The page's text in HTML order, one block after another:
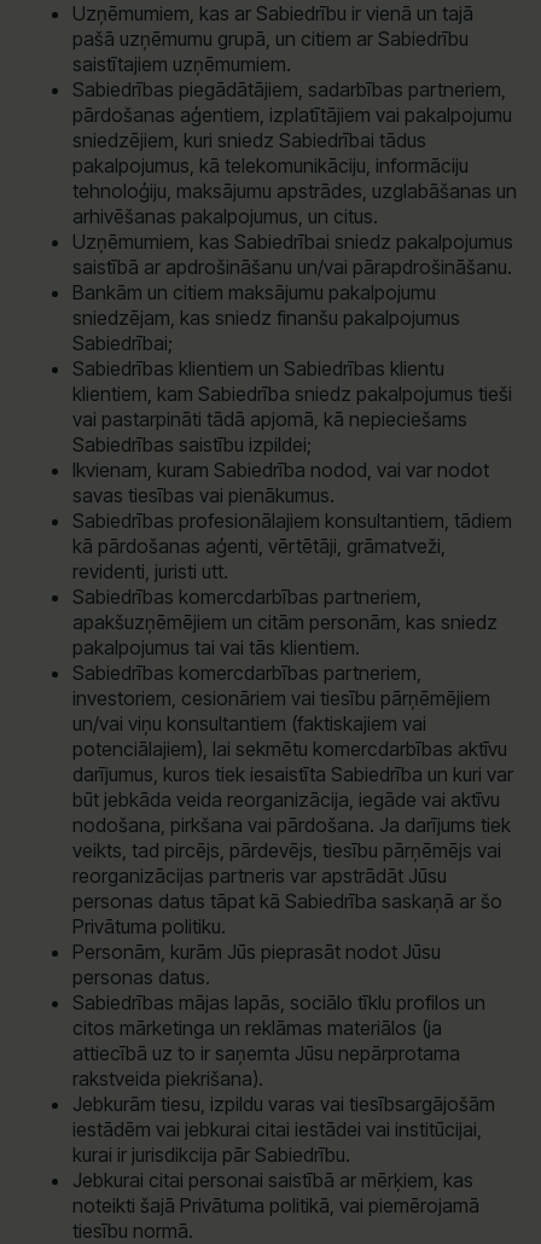
Uzņēmumiem, kas ar Sabiedrību ir vienā un tajā
pašā uzņēmumu grupā, un citiem ar Sabiedrību
saistītajiem uzņēmumiem.
Sabiedrības piegādātājiem, sadarbības partneriem,
pārdošanas aģentiem, izplatītājiem vai pakalpojumu
sniedzējiem, kuri sniedz Sabiedrībai tādus
pakalpojumus, kā telekomunikāciju, informāciju
tehnoloģiju, maksājumu apstrādes, uzglabāšanas un
arhivēšanas pakalpojumus, un citus.
Uzņēmumiem, kas Sabiedrībai sniedz pakalpojumus
saistībā ar apdrošināšanu un/vai pārapdrošināšanu.
Bankām un citiem maksājumu pakalpojumu
sniedzējam, kas sniedz finanšu pakalpojumus
Sabiedrībai;
Sabiedrības klientiem un Sabiedrības klientu
klientiem, kam Sabiedrība sniedz pakalpojumus tieši
vai pastarpināti tādā apjomā, kā nepieciešams
Sabiedrības saistību izpildei;
Ikvienam, kuram Sabiedrība nodod, vai var nodot
savas tiesības vai pienākumus.
Sabiedrības profesionālajiem konsultantiem, tādiem
kā pārdošanas aģenti, vērtētāji, grāmatveži,
revidenti, juristi utt.
Sabiedrības komercdarbības partneriem,
apakšuzņēmējiem un citām personām, kas sniedz
pakalpojumus tai vai tās klientiem.
Sabiedrības komercdarbības partneriem,
investoriem, cesionāriem vai tiesību pārņēmējiem
un/vai viņu konsultantiem (faktiskajiem vai
potenciālajiem), lai sekmētu komercdarbības aktīvu
darījumus, kuros tiek iesaistīta Sabiedrība un kuri var
būt jebkāda veida reorganizācija, iegāde vai aktīvu
nodošana, pirkšana vai pārdošana. Ja darījums tiek
veikts, tad pircējs, pārdevējs, tiesību pārņēmējs vai
reorganizācijas partneris var apstrādāt Jūsu
personas datus tāpat kā Sabiedrība saskaņā ar šo
Privātuma politiku.
Personām, kurām Jūs pieprasāt nodot Jūsu
personas datus.
Sabiedrības mājas lapās, sociālo tīklu profilos un
citos mārketinga un reklāmas materiālos (ja
attiecībā uz to ir saņemta Jūsu nepārprotama
rakstveida piekrišana).
Jebkurām tiesu, izpildu varas vai tiesībsargājošām
iestādēm vai jebkurai citai iestādei vai institūcijai,
kurai ir jurisdikcija pār Sabiedrību.
Jebkurai citai personai saistībā ar mērķiem, kas
noteikti šajā Privātuma politikā, vai piemērojamā
tiesību normā.